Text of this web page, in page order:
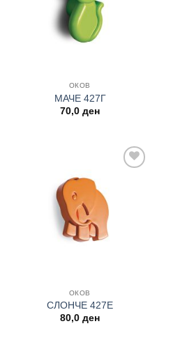
ОКОВ
МАЧЕ 427Г
70,0 ден
ОКОВ
СЛОНЧЕ 427Е
80,0 ден